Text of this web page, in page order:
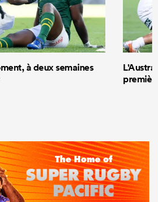
à deux semaines